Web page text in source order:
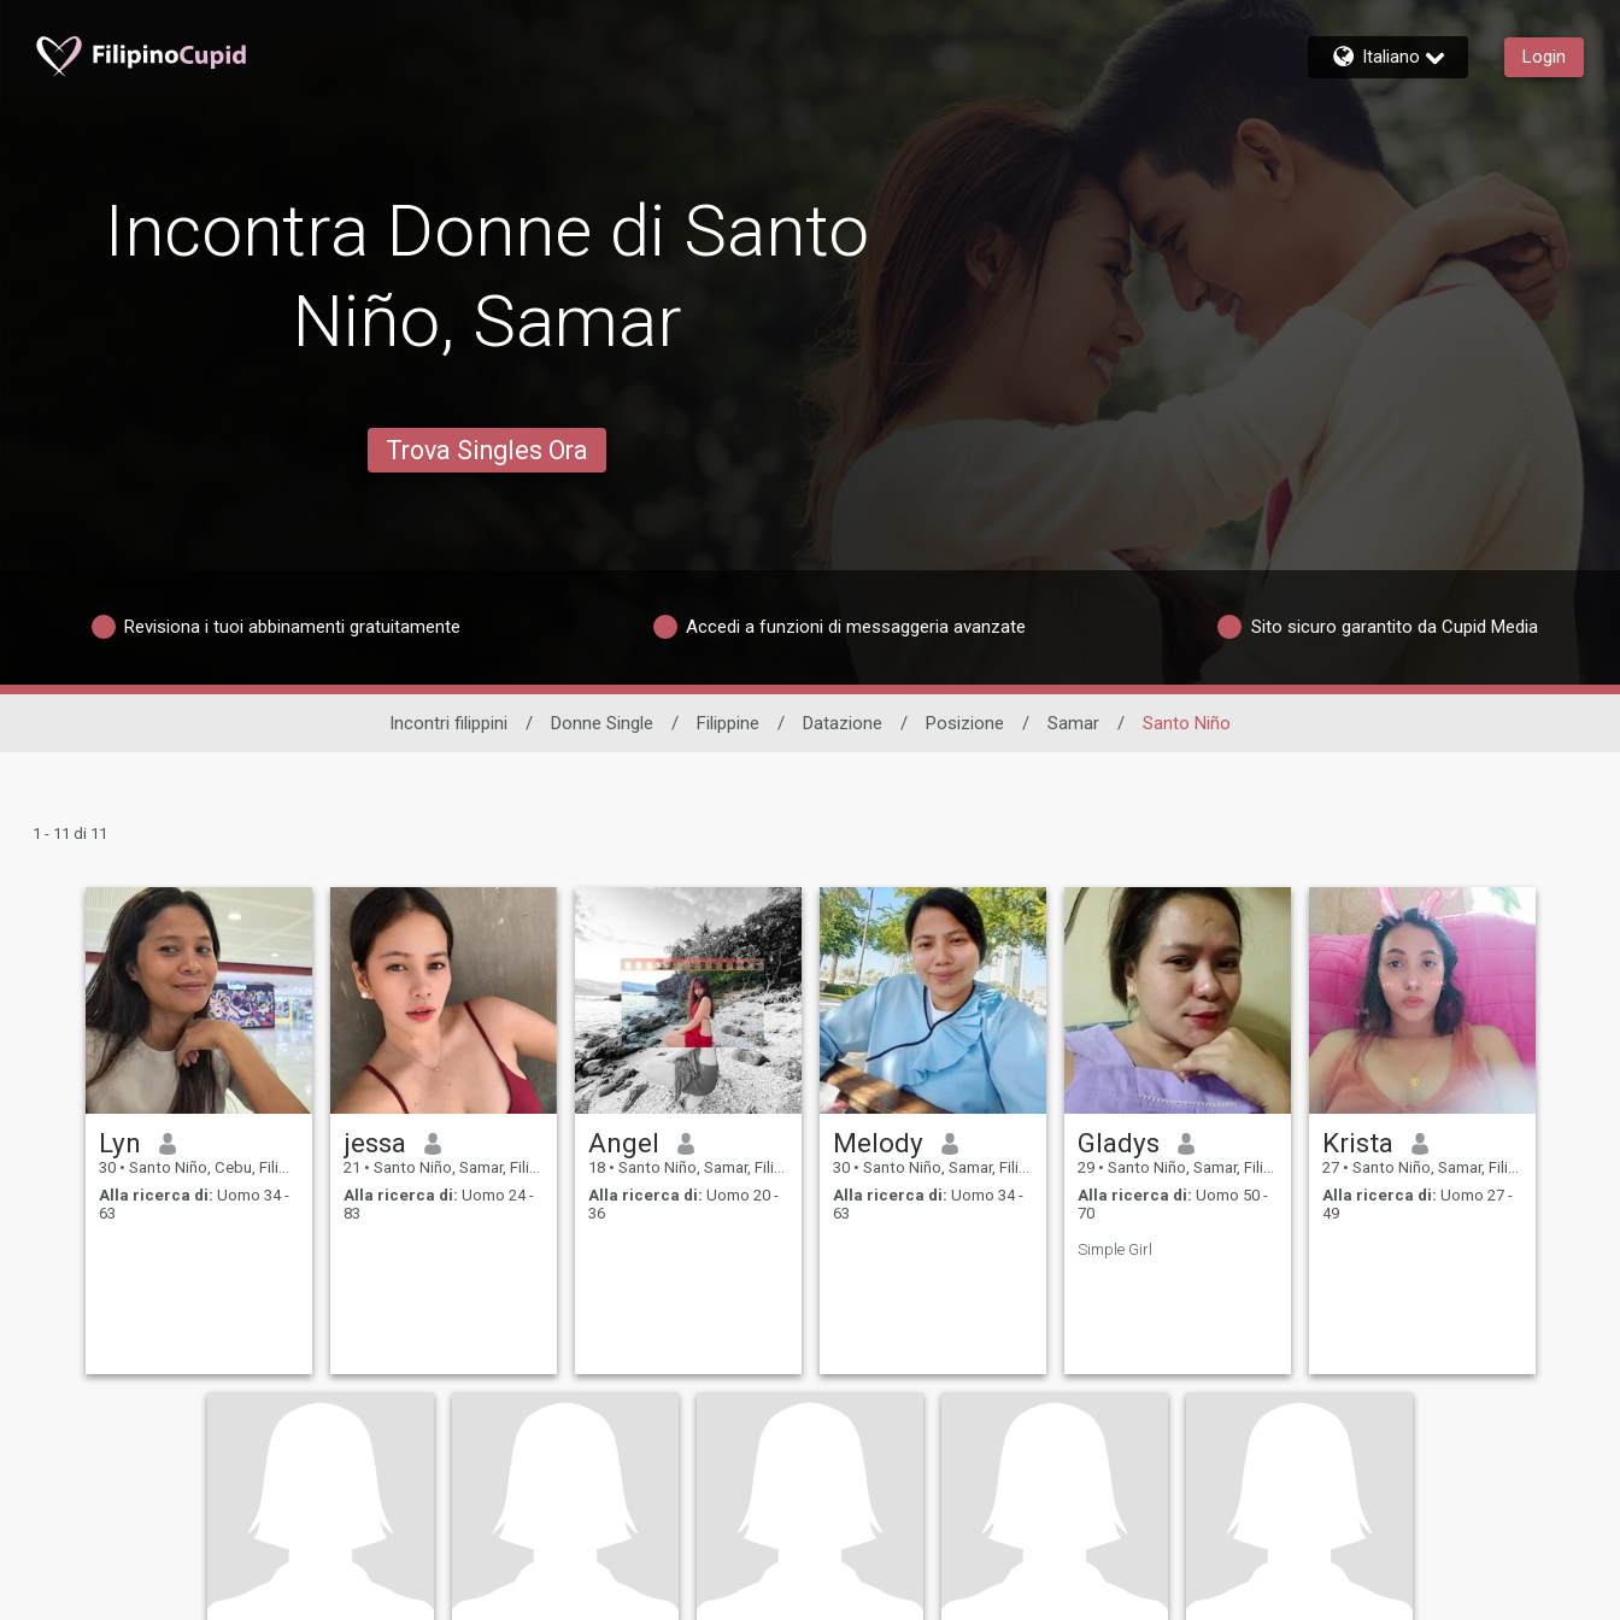
Italiano Login
Incontra Donne di Santo
Niño, Samar
Trova Singles Ora
Revisiona i tuoi abbinamenti gratuitamente Accedi a funzioni di messaggeria avanzate Sito sicuro garantito da Cupid Media
Incontri filippini / Donne Single / Filippine / Datazione / Posizione / Samar / Santo Niño
1 - 11 di 11
Lyn
30 • Santo Niño, Cebu, Filippine
Alla ricerca di: Uomo 34 -
63
jessa
21 • Santo Niño, Samar, Filippine
Alla ricerca di: Uomo 24 -
83
Angel
18 • Santo Niño, Samar, Filippine
Alla ricerca di: Uomo 20 -
36
Melody
30 • Santo Niño, Samar, Filippine
Alla ricerca di: Uomo 34 -
63
Gladys
29 • Santo Niño, Samar, Filippine
Alla ricerca di: Uomo 50 -
70
Simple Girl
Krista
27 • Santo Niño, Samar, Filippine
Alla ricerca di: Uomo 27 -
49